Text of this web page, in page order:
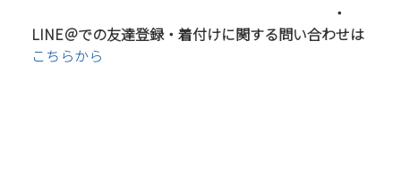
・
LINE＠での友達登録・着付けに関する問い合わせは
こちらから